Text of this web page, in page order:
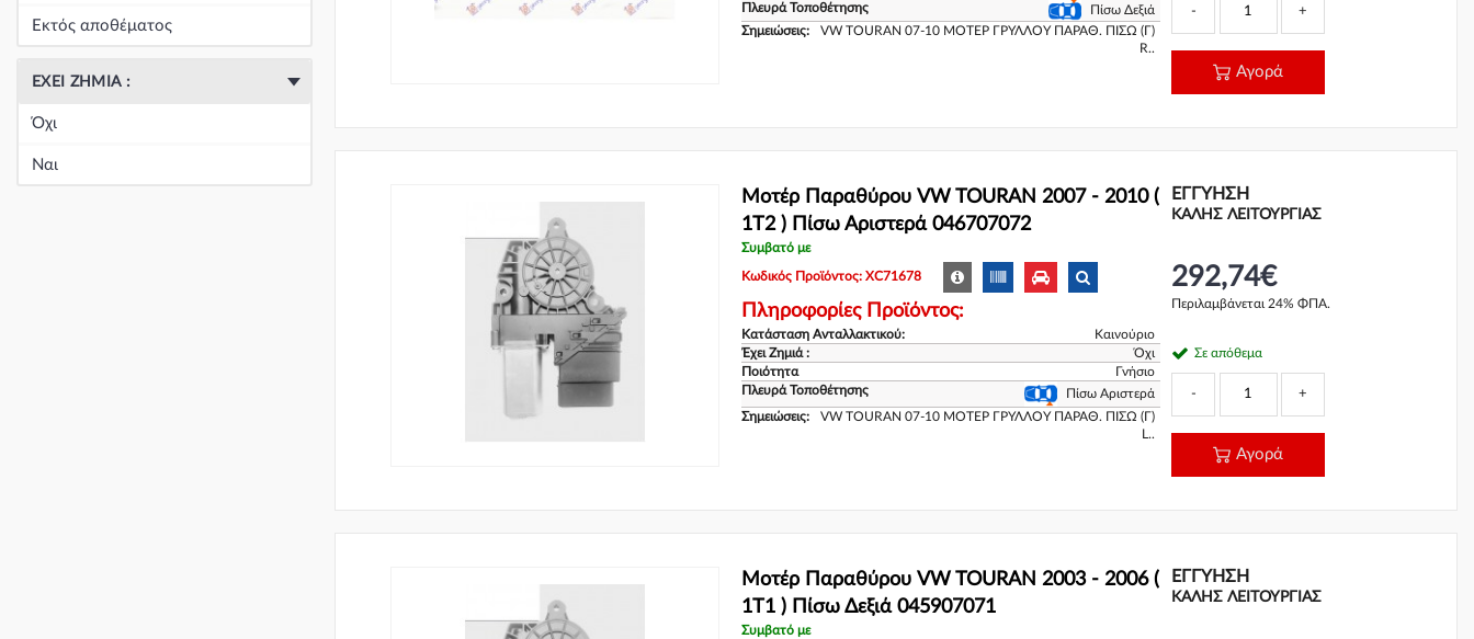
Εκτός αποθέματος
ΈΧΕΙ ΖΗΜΙΆ :
Όχι
Ναι
Πλευρά Τοποθέτησης
Πίσω Δεξιά
Σημειώσεις:
VW TOURAN 07-10 ΜΟΤΕΡ ΓΡΥΛΛΟΥ ΠΑΡΑΘ. ΠΙΣΩ (Γ)
R..
- +
Αγορά
Μοτέρ Παραθύρου VW TOURAN 2007 - 2010 (
1T2 ) Πίσω Αριστερά 046707072
Συμβατό με
Κωδικός Προϊόντος: XC71678
Πληροφορίες Προϊόντος:
Κατάσταση Ανταλλακτικού:
Καινούριο
Έχει Ζημιά :
Όχι
Ποιότητα
Γνήσιο
Πλευρά Τοποθέτησης
Πίσω Αριστερά
Σημειώσεις:
VW TOURAN 07-10 ΜΟΤΕΡ ΓΡΥΛΛΟΥ ΠΑΡΑΘ. ΠΙΣΩ (Γ)
L..
ΕΓΓΎΗΣΗ
ΚΑΛΗΣ ΛΕΙΤΟΥΡΓΙΑΣ
292,74€
Περιλαμβάνεται 24% ΦΠΑ.
Σε απόθεμα
- +
Αγορά
Μοτέρ Παραθύρου VW TOURAN 2003 - 2006 (
1T1 ) Πίσω Δεξιά 045907071
Συμβατό με
ΕΓΓΎΗΣΗ
ΚΑΛΗΣ ΛΕΙΤΟΥΡΓΙΑΣ